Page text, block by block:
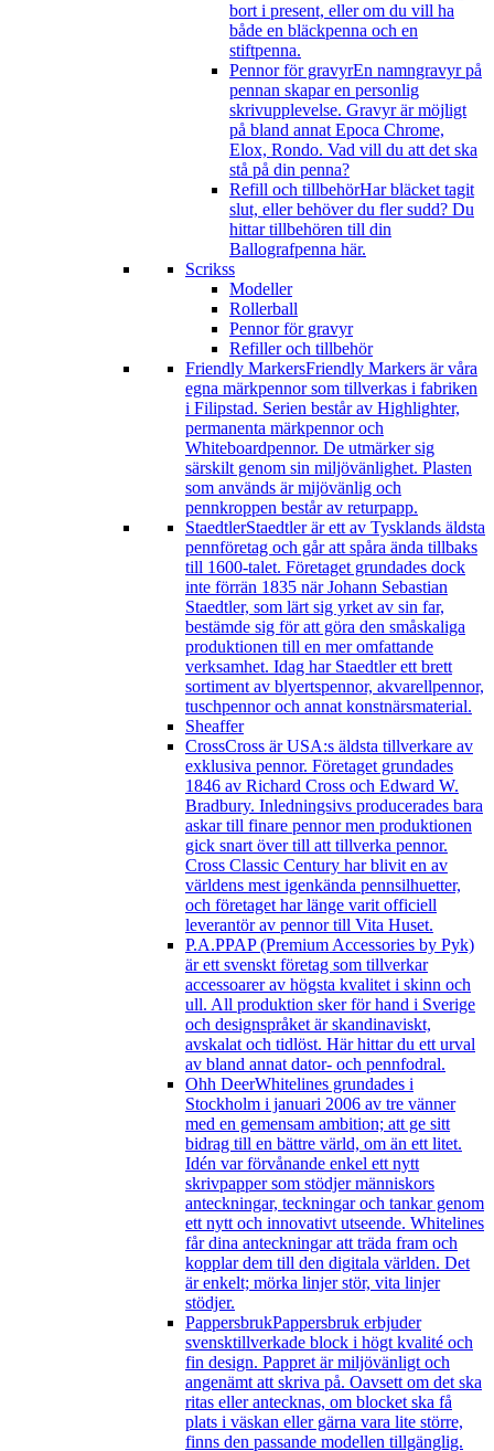
bort i present, eller om du vill ha
både en bläckpenna och en
stiftpenna.
Pennor för gravyrEn namngravyr på
pennan skapar en personlig
skrivupplevelse. Gravyr är möjligt
på bland annat Epoca Chrome,
Elox, Rondo. Vad vill du att det ska
stå på din penna?
Refill och tillbehörHar bläcket tagit
slut, eller behöver du fler sudd? Du
hittar tillbehören till din
Ballografpenna här.
Scrikss
Modeller
Rollerball
Pennor för gravyr
Refiller och tillbehör
Friendly MarkersFriendly Markers är våra
egna märkpennor som tillverkas i fabriken
i Filipstad. Serien består av Highlighter,
permanenta märkpennor och
Whiteboardpennor. De utmärker sig
särskilt genom sin miljövänlighet. Plasten
som används är mijövänlig och
pennkroppen består av returpapp.
StaedtlerStaedtler är ett av Tysklands äldsta
pennföretag och går att spåra ända tillbaks
till 1600-talet. Företaget grundades dock
inte förrän 1835 när Johann Sebastian
Staedtler, som lärt sig yrket av sin far,
bestämde sig för att göra den småskaliga
produktionen till en mer omfattande
verksamhet. Idag har Staedtler ett brett
sortiment av blyertspennor, akvarellpennor,
tuschpennor och annat konstnärsmaterial.
Sheaffer
CrossCross är USA:s äldsta tillverkare av
exklusiva pennor. Företaget grundades
1846 av Richard Cross och Edward W.
Bradbury. Inledningsivs producerades bara
askar till finare pennor men produktionen
gick snart över till att tillverka pennor.
Cross Classic Century har blivit en av
världens mest igenkända pennsilhuetter,
och företaget har länge varit officiell
leverantör av pennor till Vita Huset.
P.A.PPAP (Premium Accessories by Pyk)
är ett svenskt företag som tillverkar
accessoarer av högsta kvalitet i skinn och
ull. All produktion sker för hand i Sverige
och designspråket är skandinaviskt,
avskalat och tidlöst. Här hittar du ett urval
av bland annat dator- och pennfodral.
Ohh DeerWhitelines grundades i
Stockholm i januari 2006 av tre vänner
med en gemensam ambition; att ge sitt
bidrag till en bättre värld, om än ett litet.
Idén var förvånande enkel ett nytt
skrivpapper som stödjer människors
anteckningar, teckningar och tankar genom
ett nytt och innovativt utseende. Whitelines
får dina anteckningar att träda fram och
kopplar dem till den digitala världen. Det
är enkelt; mörka linjer stör, vita linjer
stödjer.
PappersbrukPappersbruk erbjuder
svensktillverkade block i högt kvalité och
fin design. Pappret är miljövänligt och
angenämt att skriva på. Oavsett om det ska
ritas eller antecknas, om blocket ska få
plats i väskan eller gärna vara lite större,
finns den passande modellen tillgänglig.